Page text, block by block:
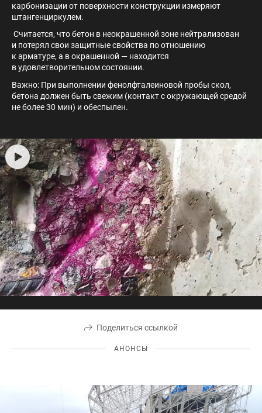
карбонизации от поверхности конструкции измеряют
штангенциркулем.
Считается, что бетон в неокрашенной зоне нейтрализован
и потерял свои защитные свойства по отношению
к арматуре, а в окрашенной — находится
в удовлетворительном состоянии.
Важно: При выполнении фенолфталеиновой пробы скол,
бетона должен быть свежим (контакт с окружающей средой
не более 30 мин) и обеспылен.
Поделиться ссылкой
АНОНСЫ